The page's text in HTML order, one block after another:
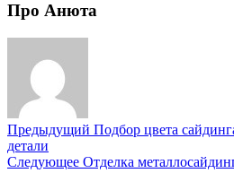
Про Анюта
Предыдущий Подбор цвета
детали
Следующее Отделка